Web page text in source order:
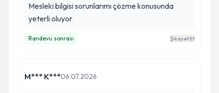
Mesleki bilgisi sorunlarımı çözme konusunda
yeterli oluyor
Randevu sonrası Şikayet Et
M*** K***06.07.2026